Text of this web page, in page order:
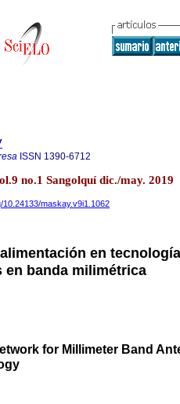
ISSN 1390-6712
no.1 Sangolquí dic./may. 2019
10.24133/maskay.v9i1.1062
en
en banda milimétrica
for Millimeter Band